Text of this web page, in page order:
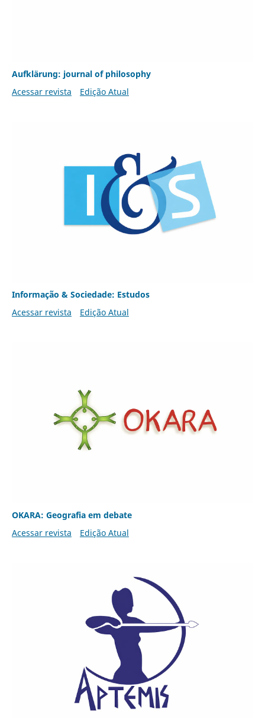
Aufklärung: journal of philosophy
Acessar revista
Edição Atual
Informação & Sociedade: Estudos
Acessar revista
Edição Atual
OKARA: Geografia em debate
Acessar revista
Edição Atual